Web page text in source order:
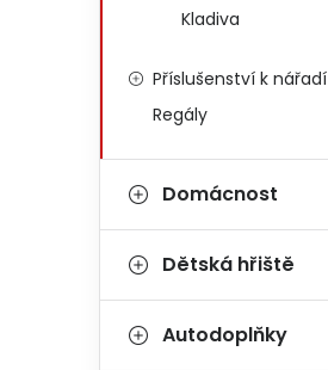
Kladiva
Příslušenství k nářadí
Regály
Domácnost
Dětská hřiště
Autodoplňky